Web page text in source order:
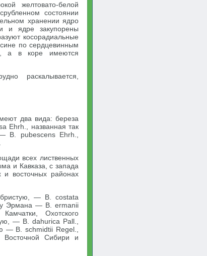
желтовато-белой
состоянии
хранении ядро
и ядре закупорены
косорадиальные
по сердцевинным
а в коре имеются
раскалывается,
два вида: береза
Ehrh., названная так
В. pubescens Ehrh.,
всех лиственных
и Кавказа, с запада
и восточных районах
— В. costata
Эрмана — В. ermanii
Охотского
— В. dahurica Pall.,
— В. schmidtii Regel.,
Восточной Сибири и